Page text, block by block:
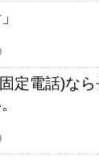
定電話)な